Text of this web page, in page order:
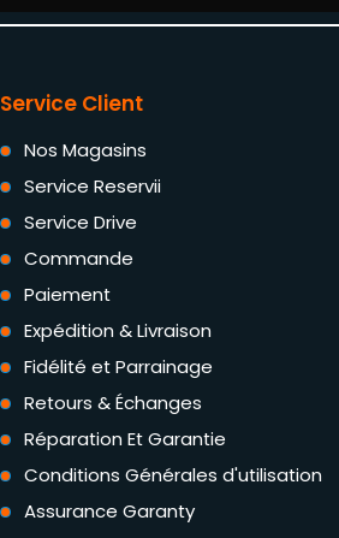
Service Client
Nos Magasins
Service Reservii
Service Drive
Commande
Paiement
Expédition & Livraison
Fidélité et Parrainage
Retours & Échanges
Réparation Et Garantie
Conditions Générales d'utilisation
Assurance Garanty